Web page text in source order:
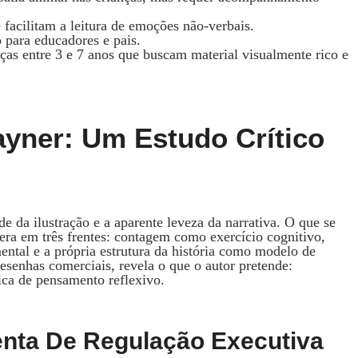
a leitura de emoções não‑verbais.
educadores e pais.
entre 3 e 7 anos que buscam material visualmente rico e
Um Estudo Crítico
da ilustração e a aparente leveza da narrativa. O que se
em três frentes: contagem como exercício cognitivo,
e a própria estrutura da história como modelo de
comerciais, revela o que o autor pretende:
de pensamento reflexivo.
De Regulação Executiva